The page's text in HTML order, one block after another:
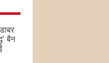
बैन